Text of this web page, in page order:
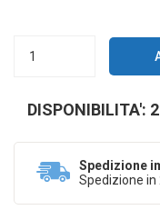
DISPONIBILITA':
Spedizione
Spedizione